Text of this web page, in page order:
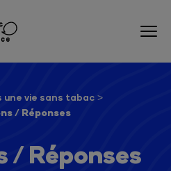
une vie sans tabac
/ Réponses
/ Réponses